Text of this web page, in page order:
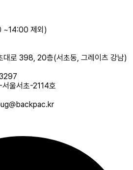
~14:00 제외)
대로 398, 20층(서초동, 그레이츠 강남)
울서초-2114호